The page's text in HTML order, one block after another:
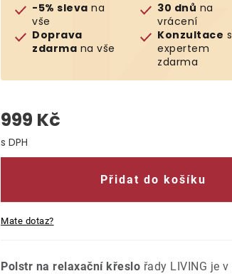
-5% sleva na
vše
Doprava
zdarma na vše
30 dnů na
vrácení
Konzultace s
expertem
zdarma
999 Kč
Měrná cena:
Přidat do košíku
Mate dotaz?
Polstr na relaxační křeslo řady LIVING je v